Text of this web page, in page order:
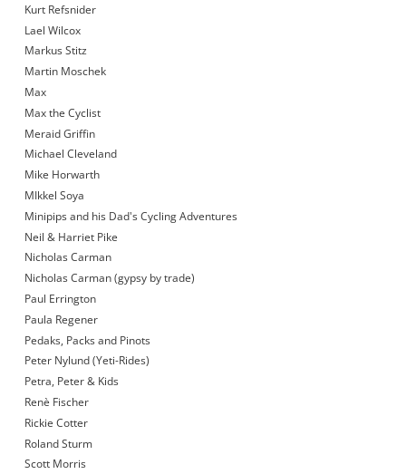
Kurt Refsnider
Lael Wilcox
Markus Stitz
Martin Moschek
Max
Max the Cyclist
Meraid Griffin
Michael Cleveland
Mike Horwarth
MIkkel Soya
Minipips and his Dad's Cycling Adventures
Neil & Harriet Pike
Nicholas Carman
Nicholas Carman (gypsy by trade)
Paul Errington
Paula Regener
Pedaks, Packs and Pinots
Peter Nylund (Yeti-Rides)
Petra, Peter & Kids
Renè Fischer
Rickie Cotter
Roland Sturm
Scott Morris